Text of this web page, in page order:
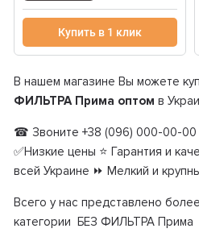
Купить в 1 клик
В нашем магазине Вы можете
ФИЛЬТРА Прима оптом в
☎ Звоните +38 (096) 000-00-00
✅Низкие цены ⭐ Гарантия и
всей Украине ⏩ Мелкий и
Всего у нас представлено
категории БЕЗ ФИЛЬТРА Прима